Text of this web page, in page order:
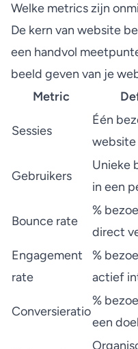
Welke metrics zijn
De kern van website
een handvol
beeld geven van je
Metric
Sessies
Één
website
Gebruikers
Unieke
in een
Bounce rate
%
direct
Engagement
rate
%
actief
Conversieratio
%
een